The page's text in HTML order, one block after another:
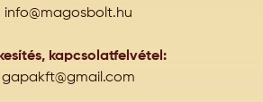
info@magosbolt.hu
kapcsolatfelvétel:
gapakft@gmail.com